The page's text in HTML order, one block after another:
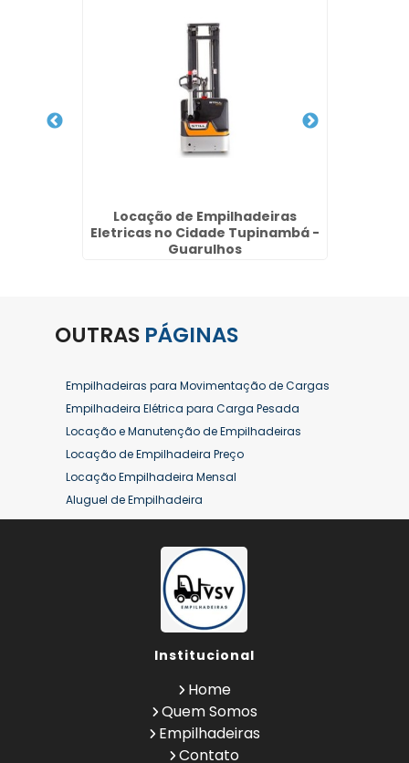
Locação de Empilhadeiras
Eletricas no Cidade Tupinambá -
Guarulhos
OUTRAS PÁGINAS
Empilhadeiras para Movimentação de Cargas
Empilhadeira Elétrica para Carga Pesada
Locação e Manutenção de Empilhadeiras
Locação de Empilhadeira Preço
Locação Empilhadeira Mensal
Aluguel de Empilhadeira
Aluguel de Empilhadeira a Combustão
Aluguel de Empilhadeira Diária Valor
Aluguel de Empilhadeira Elétrica
Aluguel de Empilhadeira Elétrica Preço
Aluguel de Empilhadeira Mensal
Aluguel de Empilhadeira Preço
Aluguel de Empilhadeira Valor
Aluguel de Empilhadeiras Eletricas
Conserto de Empilhadeira
Contrato de Locação de Empilhadeira
Empilhadeira a Combustão
Institucional
Home
Quem Somos
Empilhadeiras
Contato